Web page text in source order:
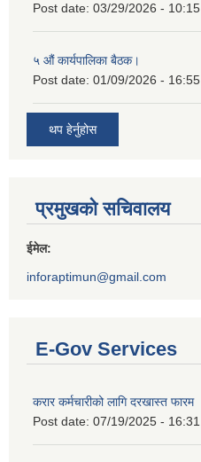
Post date: 03/29/2026 - 10:15
५ औं कार्यपालिका बैठक।
Post date: 01/09/2026 - 16:55
थप हेर्नुहोस
प्रमुखको सचिवालय
ईमेल:
inforaptimun@gmail.com
E-Gov Services
करार कर्मचारीको लागि दरखास्त फारम
Post date: 07/19/2025 - 16:31